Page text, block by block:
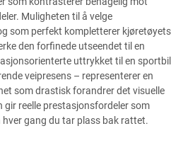
Muligheten til å velge
som perfekt kompletterer kjøretøyets
den forfinede utseendet til en
uttrykket til en sportbil
veipresens – representerer en
som drastisk forandrer det visuelle
gir reelle prestasjonsfordeler som
gang du tar plass bak rattet.